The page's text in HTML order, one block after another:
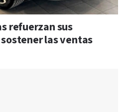
refuerzan sus
las ventas